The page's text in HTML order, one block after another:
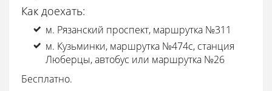
Как доехать:
м. Рязанский проспект, маршрутка №311
м. Кузьминки, маршрутка №474с, станция
Люберцы, автобус или маршрутка №26
Бесплатно.